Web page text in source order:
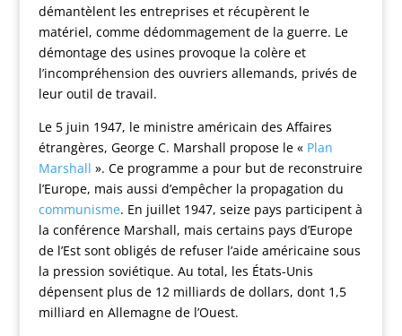
démantèlent les entreprises et récupèrent le
matériel, comme dédommagement de la guerre. Le
démontage des usines provoque la colère et
l’incompréhension des ouvriers allemands, privés de
leur outil de travail.
Le 5 juin 1947, le ministre américain des Affaires
étrangères, George C. Marshall propose le « Plan
Marshall ». Ce programme a pour but de reconstruire
l’Europe, mais aussi d’empêcher la propagation du
communisme. En juillet 1947, seize pays participent à
la conférence Marshall, mais certains pays d’Europe
de l’Est sont obligés de refuser l’aide américaine sous
la pression soviétique. Au total, les États-Unis
dépensent plus de 12 milliards de dollars, dont 1,5
milliard en Allemagne de l’Ouest.